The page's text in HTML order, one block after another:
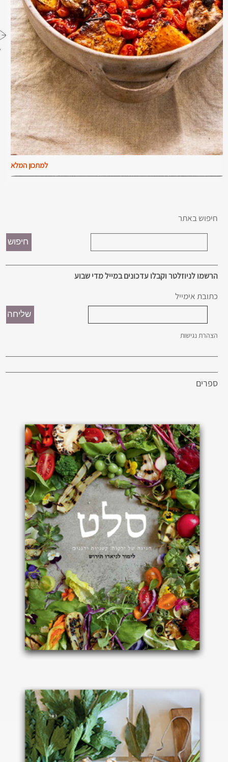
למתכון המלא
חיפוש באתר
הרשמו לניוזלטר וקבלו עדכונים במייל מדי שבוע
כתובת אימייל
הצהרת נגישות
ספרים